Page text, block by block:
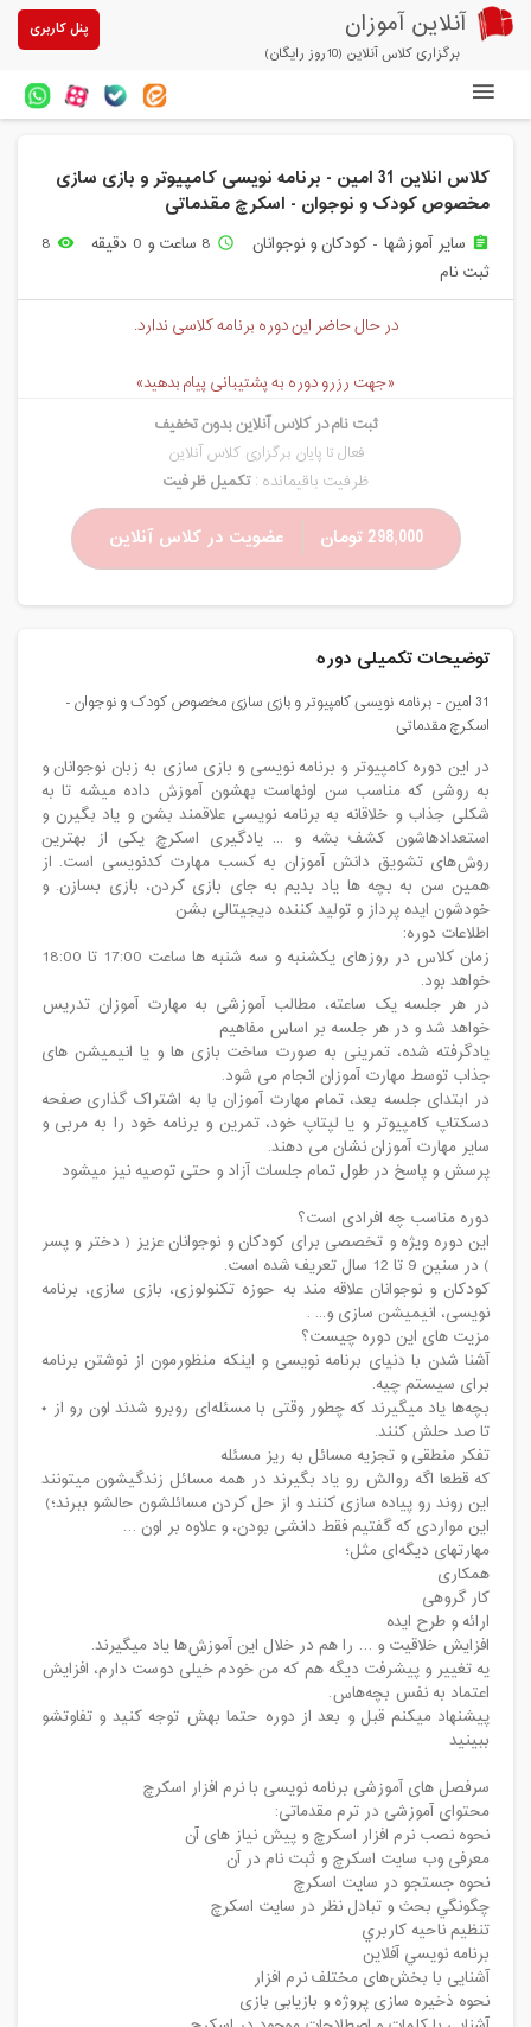
آنلاین آموزان
برگزاری کلاس آنلاین (10روز رایگان)
پنل کاربری
آزمون های آنلاین
مقالات آنلاین آموزان
پیشنهادهای ویژه
تخفیفهای مشارکتی
درباره ما
کلاس انلاین 31 امین - برنامه نویسی کامپیوتر و بازی سازی
مخصوص کودک و نوجوان - اسکرچ مقدماتی
assignment سایر آموزشها - کودکان و نوجوانان access_time 8 ساعت و 0 دقیقه remove_red_eye
8
ثبت نام
در حال حاضر این دوره برنامه کلاسی ندارد.
«جهت رزرو دوره به پشتیبانی پیام بدهید»
ثبت نام در کلاس آنلاین بدون تخفیف
فعال تا پایان برگزاری کلاس آنلاین
ظرفیت باقیمانده :تکمیل ظرفیت
298,000 تومان عضویت در کلاس آنلاین
توضیحات تکمیلی دوره
31 امین - برنامه نویسی کامپیوتر و بازی سازی مخصوص کودک و نوجوان -
اسکرچ مقدماتی
در این دوره کامپیوتر و برنامه نویسی و بازی سازی به زبان نوجوانان و
به روشی که مناسب سن اونهاست بهشون آموزش داده میشه تا به
شکلی جذاب و خلاقانه به برنامه نویسی علاقمند بشن و یاد بگیرن و
استعدادهاشون کشف بشه و ... یادگیری اسکرچ یکی از بهترین
روش‌های تشویق دانش آموزان به کسب مهارت کدنویسی است. از
همین سن به بچه ها یاد بدیم به جای بازی کردن، بازی بسازن. و
خودشون ایده پرداز و تولید کننده دیجیتالی بشن
اطلاعات دوره:
زمان کلاس در روزهای یکشنبه و سه شنبه ها ساعت 17:00 تا 18:00
خواهد بود.
در هر جلسه یک ساعته، مطالب آموزشی به مهارت آموزان تدریس
خواهد شد و در هر جلسه بر اساس مفاهیم
یادگرفته شده، تمرینی به صورت ساخت بازی ها و یا انیمیشن های
جذاب توسط مهارت آموزان انجام می شود.
در ابتدای جلسه بعد، تمام مهارت آموزان با به اشتراک گذاری صفحه
دسکتاپ کامپیوتر و یا لپتاپ خود، تمرین و برنامه خود را به مربی و
سایر مهارت آموزان نشان می دهند.
پرسش و پاسخ در طول تمام جلسات آزاد و حتی توصیه نیز میشود
دوره مناسب چه افرادی است؟
این دوره ویژه و تخصصی برای کودکان و نوجوانان عزیز ( دختر و پسر
) در سنین 9 تا 12 سال تعریف شده است.
کودکان و نوجوانان علاقه مند به حوزه تکنولوزی، بازی سازی، برنامه
نویسی، انیمیشن سازی و... .
مزیت های این دوره چیست؟
آشنا شدن با دنیای برنامه نویسی و اینکه منظورمون از نوشتن برنامه
برای سیستم چیه.
بچه‌ها یاد میگیرند که چطور وقتی با مسئله‌ای روبرو شدند اون رو از ۰
تا صد حلش کنند.
تفکر منطقی و تجزیه مسائل به ریز مسئله
که قطعا اگه روالش رو یاد بگیرند در همه مسائل زندگیشون میتونند
این روند رو پیاده سازی کنند و از حل کردن مسائلشون حالشو ببرند؛)
این مواردی که گفتیم فقط دانشی بودن، و علاوه بر اون …
مهارتهای دیگه‌ای مثل؛
همکاری
کار گروهی
ارائه و طرح ایده
افزایش خلاقیت و … را هم در خلال این آموزش‌ها یاد میگیرند.
یه تغییر و پیشرفت دیگه هم که من خودم خیلی دوست دارم، افزایش
اعتماد به نفس بچه‌هاس.
پیشنهاد میکنم قبل و بعد از دوره حتما بهش توجه کنید و تفاوتشو
ببینید
سرفصل های آموزشی برنامه نویسی با نرم افزار اسکرچ
محتوای آموزشی در ترم مقدماتی:
نحوه نصب نرم افزار اسکرچ و پیش نیاز های آن
معرفی وب سایت اسکرچ و ثبت نام در آن
نحوه جستجو در سايت اسكرچ
چگونگي بحث و تبادل نظر در سايت اسكرچ
تنظيم ناحيه كاربري
برنامه نويسي آفلاين
آشنایی با بخش‌های مختلف نرم افزار
نحوه ذخیره سازی پروژه و بازیابی بازی